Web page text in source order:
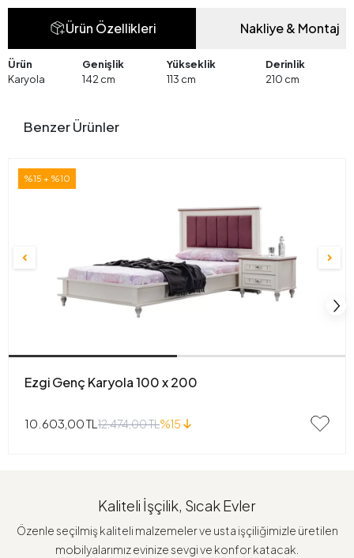
Ürün Özellikleri Nakliye & Montaj
Ürün Genişlik Yükseklik
Derinlik
Karyola
142 cm 113 cm 210 cm
Benzer Ürünler
%15 + %10
Ezgi Genç Karyola 100 x 200
10.603,00 TL 12.474,00 TL%15
Kaliteli İşçilik, Sıcak Evler
Özenle seçilmiş kaliteli malzemeler ve usta işçiliğimizle üretilen
mobilyalarımız evinize sevgi ve konfor katacak.